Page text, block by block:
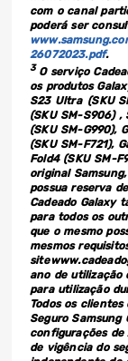
com o canal
poderá ser
26072023.pdf.
3O serviço
os produtos
S23 Ultra (SKU
(SKU SM-S906) ,
(SKU SM-G990),
(SKU SM-F721),
Fold4 (SKU SM-
original
possua reserva
Cadeado Galaxy
para todos os
que o mesmo
mesmos
site
ano de utilização
para utilização
Todos os
Seguro Samsung
configurações de
de vigência do